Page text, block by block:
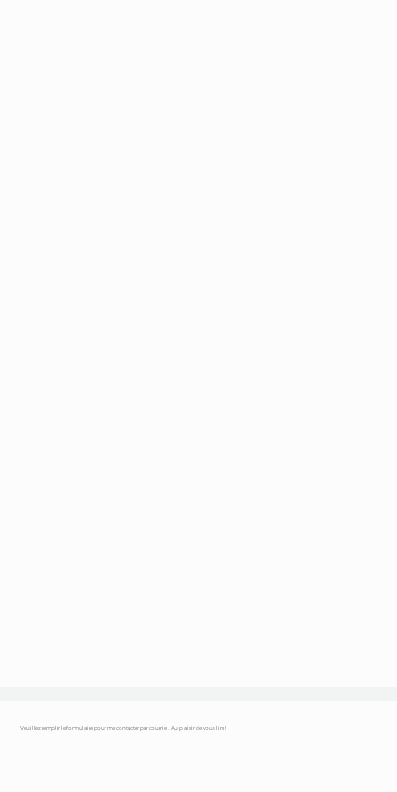
Veuillez remplir le formulaire pour me contacter par courriel. Au plaisir de vous lire !